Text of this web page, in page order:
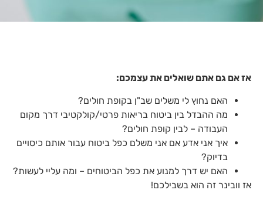
אז אם גם אתם שואלים את עצמכם:
האם נחוץ לי משלים שב"ן בקופת חולים?
מה ההבדל בין ביטוח בריאות פרטי/קולקטיבי דרך מקום
העבודה – לבין קופת חולים?
איך אני אדע אם אני משלם כפל ביטוח עבור אותם כיסויים
בדיוק?
האם יש דרך למנוע את כפל הביטוחים – ומה עליי לעשות?
אז וובינר זה הוא בשבילכם!